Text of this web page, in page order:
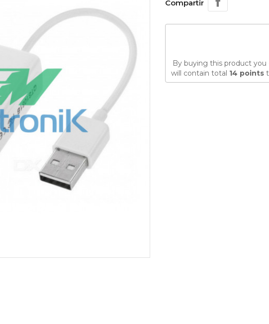
Compartir
By buying this product
will contain total 14 points